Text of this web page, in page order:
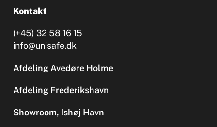
Kontakt
(+45) 32 58 16 15
info@unisafe.dk
Afdeling Avedøre Holme
Afdeling Frederikshavn
Showroom, Ishøj Havn